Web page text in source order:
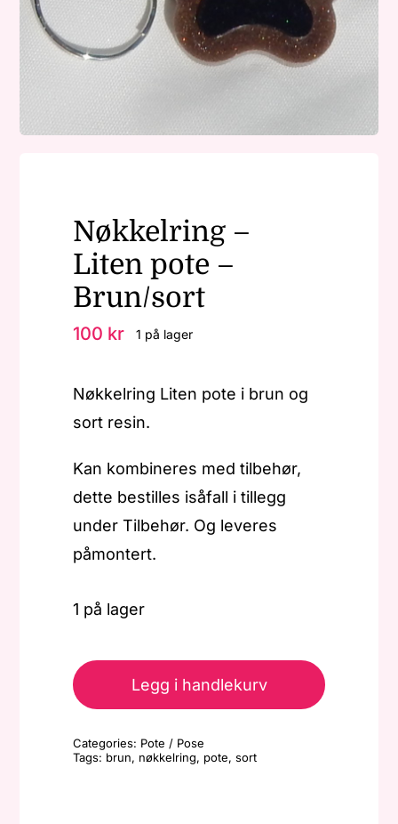
Nøkkelringer
Nøkkelring –
Liten pote –
Brun/sort
100 kr 1 på lager
Nøkkelring Liten pote i brun og
sort resin.
Kan kombineres med tilbehør,
dette bestilles isåfall i tillegg
under Tilbehør. Og leveres
påmontert.
1 på lager
-
-
Legg i handlekurv
Categories: Pote / Pose
Tags: brun, nøkkelring, pote,sort